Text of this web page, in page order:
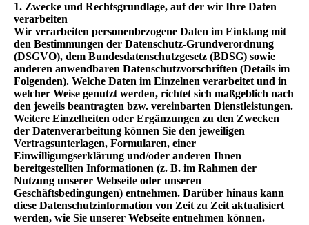
1. Zwecke und Rechtsgrundlage, auf der wir Ihre Daten
verarbeiten
Wir verarbeiten personenbezogene Daten im Einklang mit
den Bestimmungen der Datenschutz-Grundverordnung
(DSGVO), dem Bundesdatenschutzgesetz (BDSG) sowie
anderen anwendbaren Datenschutzvorschriften (Details im
Folgenden). Welche Daten im Einzelnen verarbeitet und in
welcher Weise genutzt werden, richtet sich maßgeblich nach
den jeweils beantragten bzw. vereinbarten Dienstleistungen.
Weitere Einzelheiten oder Ergänzungen zu den Zwecken
der Datenverarbeitung können Sie den jeweiligen
Vertragsunterlagen, Formularen, einer
Einwilligungserklärung und/oder anderen Ihnen
bereitgestellten Informationen (z. B. im Rahmen der
Nutzung unserer Webseite oder unseren
Geschäftsbedingungen) entnehmen. Darüber hinaus kann
diese Datenschutzinformation von Zeit zu Zeit aktualisiert
werden, wie Sie unserer Webseite entnehmen können.